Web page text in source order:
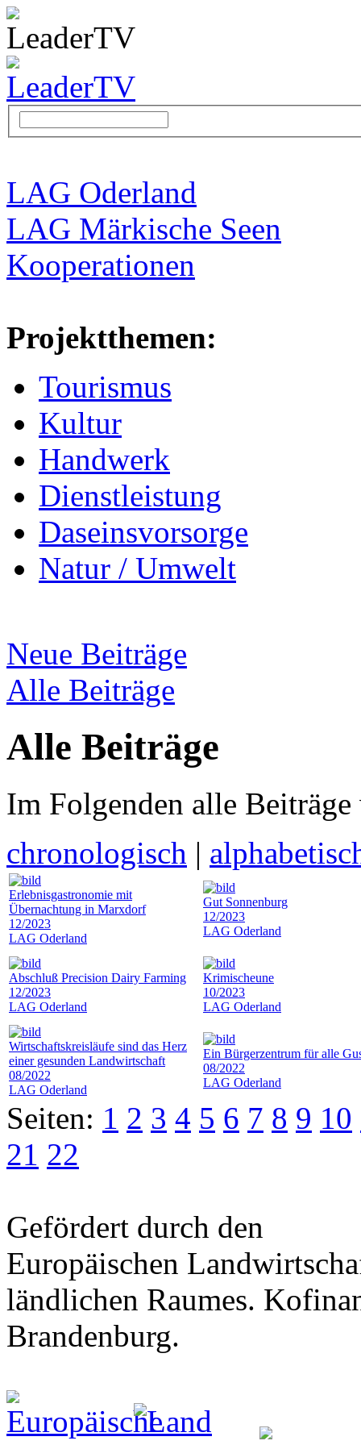
LAG Oderland
LAG Märkische Seen
Kooperationen
Projektthemen:
Tourismus
Kultur
Handwerk
Dienstleistung
Daseinsvorsorge
Natur / Umwelt
Neue Beiträge
Alle Beiträge
Alle Beiträge
Im Folgenden alle
chronologisch |
Erlebnisgastronomie mit
Übernachtung in Marxdorf
12/2023
LAG Oderland
Gut Sonnenburg
12/2023
LAG Oderland
Abschluß Precision Dairy Farming
12/2023
LAG Oderland
Krimischeune
10/2023
LAG Oderland
Wirtschaftskreisläufe sind das Herz
einer gesunden Landwirtschaft
08/2022
LAG Oderland
Ein Bürgerzentrum für alle
08/2022
LAG Oderland
Seiten: 1 2 3 4 5 6 7 8 9 10
21 22
Gefördert durch den
Europäischen
ländlichen Raumes.
Brandenburg.